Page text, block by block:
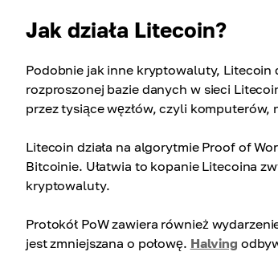
Jak działa Litecoin?
Podobnie jak inne kryptowaluty, Litecoin
rozproszonej bazie danych w sieci
przez tysiące węzłów, czyli komputerów,
Litecoin działa na algorytmie Proof of
Bitcoinie. Ułatwia to kopanie Litecoina
kryptowaluty.
Protokół PoW zawiera również
jest zmniejszana o połowę. Halving